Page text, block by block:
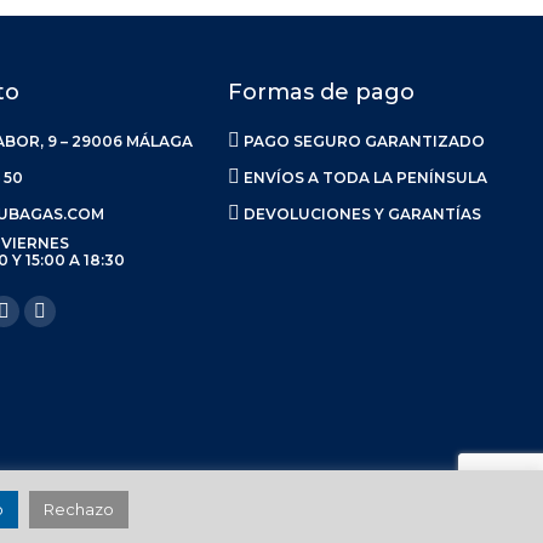
9 – 29006 MÁLAGA
50
Y 15:00 A 18:30
en:
LinkedinInstagram
Formas de pago
PAGO SEGURO GARANTIZADO
ENVÍOS A TODA LA PENÍNSULA
DEVOLUCIONES Y GARANTÍAS
de Envíos
Rechazo